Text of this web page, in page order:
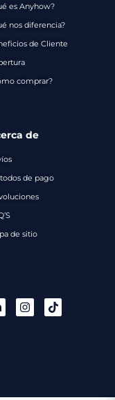
es Anyhow?
nos diferencia?
de Cliente
comprar?
de
de pago
de sitio